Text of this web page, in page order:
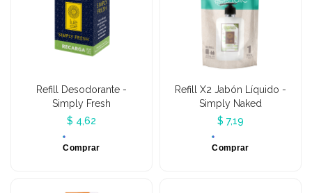
Refill Desodorante -
Simply Fresh
$ 4,62
Comprar
Refill X2 Jabón Líquido -
Simply Naked
$ 7,19
Comprar